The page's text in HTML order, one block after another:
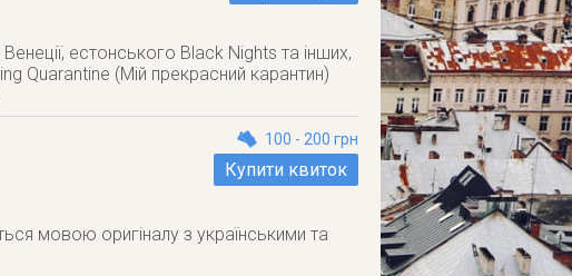
естонського Black Nights та інших,
Quarantine (Мій прекрасний карантин)
100 - 200 грн
Купити квиток
мовою оригіналу з українськими та